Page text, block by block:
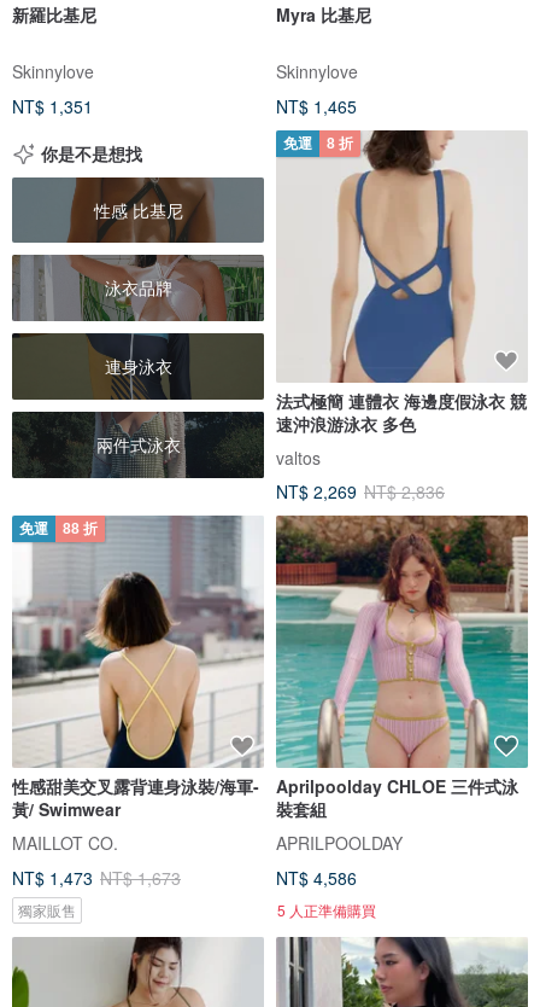
新羅比基尼
Skinnylove
NT$ 1,351
Myra 比基尼
Skinnylove
NT$ 1,465
你是不是想找
性感 比基尼
泳衣品牌
連身泳衣
兩件式泳衣
免運 8 折
法式極簡 連體衣 海邊度假泳衣 競
速沖浪游泳衣 多色
valtos
NT$ 2,269 NT$ 2,836
免運 88 折
性感甜美交叉露背連身泳裝/海軍-
黃/ Swimwear
MAILLOT CO.
NT$ 1,473 NT$ 1,673
獨家販售
Aprilpoolday CHLOE 三件式泳
裝套組
APRILPOOLDAY
NT$ 4,586
5 人正準備購買